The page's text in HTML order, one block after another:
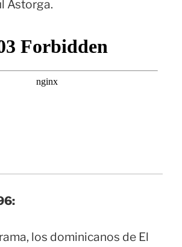
Astorga.
los dominicanos de El